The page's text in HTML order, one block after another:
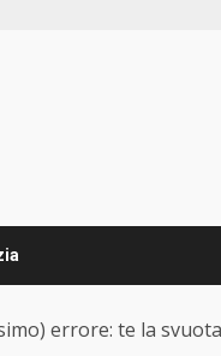
errore: te la